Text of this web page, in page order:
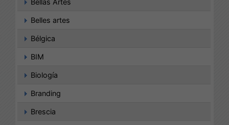
Bellas Artes
Belles artes
Bélgica
BIM
Biología
Branding
Brescia